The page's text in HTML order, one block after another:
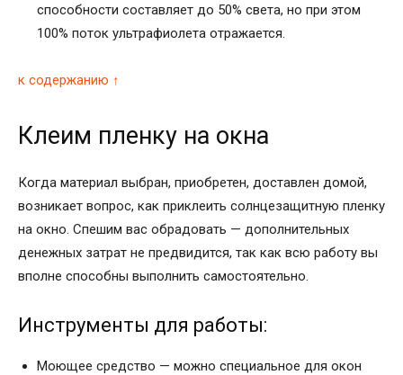
способности составляет до 50% света, но при этом
100% поток ультрафиолета отражается.
к содержанию ↑
Клеим пленку на окна
Когда материал выбран, приобретен, доставлен домой,
возникает вопрос, как приклеить солнцезащитную пленку
на окно. Спешим вас обрадовать — дополнительных
денежных затрат не предвидится, так как всю работу вы
вполне способны выполнить самостоятельно.
Инструменты для работы:
Моющее средство — можно специальное для окон